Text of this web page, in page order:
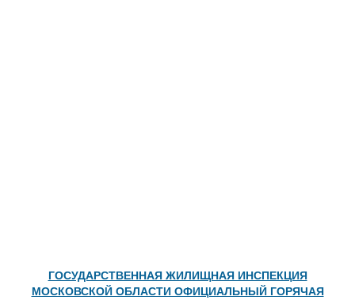
ГОСУДАРСТВЕННАЯ ЖИЛИЩНАЯ ИНСПЕКЦИЯ
МОСКОВСКОЙ ОБЛАСТИ ОФИЦИАЛЬНЫЙ ГОРЯЧАЯ